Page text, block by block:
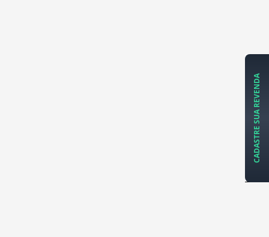
CADASTRE SUA REVENDA